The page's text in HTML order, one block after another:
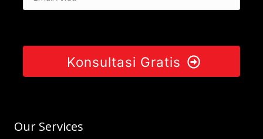
Konsultasi Gratis
Our Services